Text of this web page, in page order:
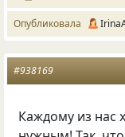
Опубликовала
#938169
Каждому из нас